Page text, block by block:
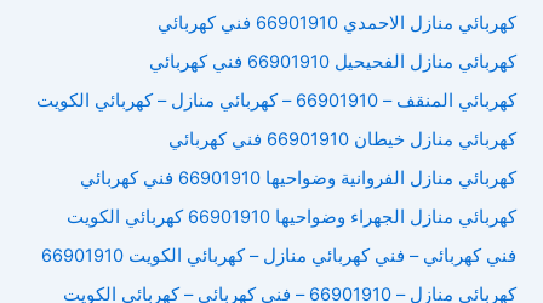
كهربائي منازل الاحمدي 66901910 فني كهربائي
كهربائي منازل الفحيحيل 66901910 فني كهربائي
كهربائي المنقف – 66901910 – كهربائي منازل – كهربائي الكويت
كهربائي منازل خيطان 66901910 فني كهربائي
كهربائي منازل الفروانية وضواحيها 66901910 فني كهربائي
كهربائي منازل الجهراء وضواحيها 66901910 كهربائي الكويت
فني كهربائي – فني كهربائي منازل – كهربائي الكويت 66901910
كهربائي منازل – 66901910 – فني كهربائي – كهربائي الكويت